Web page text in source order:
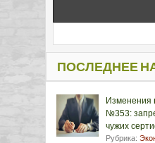
ПОСЛЕДНЕЕ
Изменения
№353:
чужих
Рубрика: